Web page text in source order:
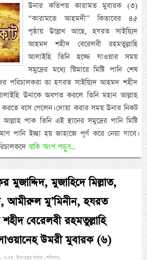
উনার কতিপয় কারামত মুবারক (৩)
“কারামতে আহমদী” কিতাবের ৪৫
পৃষ্ঠায় উল্লেখ আছে, হযরত সাইয়্যিদ
আহমদ শহীদ বেরেলবী রহমতুল্লাহি
আলাইহি তিনি হজ্জে যাওয়ার সময়
সমুদ্রের মধ্যে স্টিমারে মিষ্টি পানি শেষ
পরিচালকরা তা হযরত সাইয়্যিদ আহমদ শহীদ
উনাকে অবগত করলে তিনি মহান আল্লাহ
বসে গেলেন। দোয়া করার সময় উনার নিকট
পাক তিনি এই স্থানের সমুদ্রের পানি মিষ্টি
পানি ইচ্ছা হয় জাহাজে পূর্ণ করে নেয়া যাবে।
বাকি অংশ পড়ুন...
মুজাদ্দিদ, মুজাহিদে মিল্লাত,
আমীরুল মু’মিনীন, হযরত
বেরেলবী রহমতুল্লাহি
উমরী মুবারক (৬)
ইয়াওমুছ সাবত (শনিবার)